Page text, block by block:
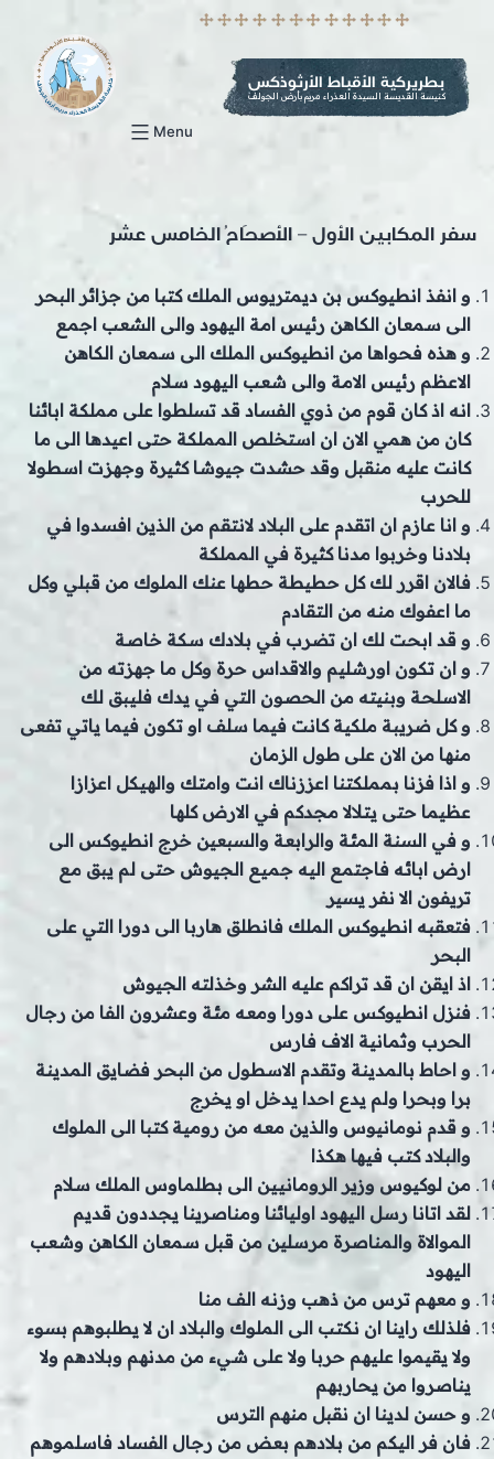
بطريركية الأقباط الأرثوذكس
كنيسة القديسة السيدة العذراء مريم بأرض الجولف
Menu
سفر المكابين الأول – الأصحَاحُ الخامس عشر
و انفذ انطيوكس بن ديمتريوس الملك كتبا من جزائر البحر
الى سمعان الكاهن رئيس امة اليهود والى الشعب اجمع
و هذه فحواها من انطيوكس الملك الى سمعان الكاهن
الاعظم رئيس الامة والى شعب اليهود سلام
انه اذ كان قوم من ذوي الفساد قد تسلطوا على مملكة ابائنا
كان من همي الان ان استخلص المملكة حتى اعيدها الى ما
كانت عليه منقبل وقد حشدت جيوشا كثيرة وجهزت اسطولا
للحرب
و انا عازم ان اتقدم على البلاد لانتقم من الذين افسدوا في
بلادنا وخربوا مدنا كثيرة في المملكة
فالان اقرر لك كل حطيطة حطها عنك الملوك من قبلي وكل
ما اعفوك منه من التقادم
و قد ابحت لك ان تضرب في بلادك سكة خاصة
و ان تكون اورشليم والاقداس حرة وكل ما جهزته من
الاسلحة وبنيته من الحصون التي في يدك فليبق لك
و كل ضريبة ملكية كانت فيما سلف او تكون فيما ياتي تفعى
منها من الان على طول الزمان
و اذا فزنا بمملكتنا اعززناك انت وامتك والهيكل اعزازا
عظيما حتى يتلالا مجدكم في الارض كلها
و في السنة المئة والرابعة والسبعين خرج انطيوكس الى
ارض ابائه فاجتمع اليه جميع الجيوش حتى لم يبق مع
تريفون الا نفر يسير
فتعقبه انطيوكس الملك فانطلق هاربا الى دورا التي على
البحر
اذ ايقن ان قد تراكم عليه الشر وخذلته الجيوش
فنزل انطيوكس على دورا ومعه مئة وعشرون الفا من رجال
الحرب وثمانية الاف فارس
و احاط بالمدينة وتقدم الاسطول من البحر فضايق المدينة
برا وبحرا ولم يدع احدا يدخل او يخرج
و قدم نومانيوس والذين معه من رومية كتبا الى الملوك
والبلاد كتب فيها هكذا
من لوكيوس وزير الرومانيين الى بطلماوس الملك سلام
لقد اتانا رسل اليهود اوليائنا ومناصرينا يجددون قديم
الموالاة والمناصرة مرسلين من قبل سمعان الكاهن وشعب
اليهود
و معهم ترس من ذهب وزنه الف منا
فلذلك راينا ان نكتب الى الملوك والبلاد ان لا يطلبوهم بسوء
ولا يقيموا عليهم حربا ولا على شيء من مدنهم وبلادهم ولا
يناصروا من يحاربهم
و حسن لدينا ان نقبل منهم الترس
فان فر اليكم من بلادهم بعض من رجال الفساد فاسلموهم